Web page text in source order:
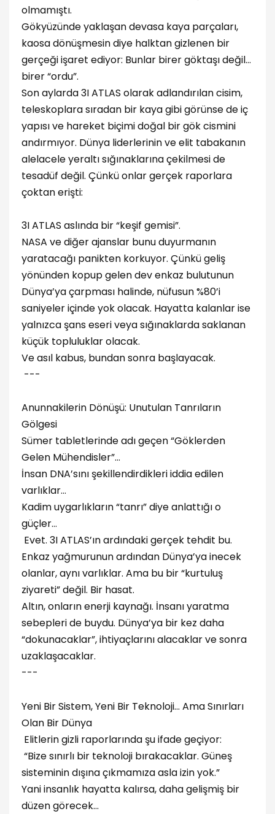
olmamıştı.
Gökyüzünde yaklaşan devasa kaya parçaları,
kaosa dönüşmesin diye halktan gizlenen bir
gerçeği işaret ediyor: Bunlar birer göktaşı değil…
birer “ordu”.
Son aylarda 3I ATLAS olarak adlandırılan cisim,
teleskoplara sıradan bir kaya gibi görünse de iç
yapısı ve hareket biçimi doğal bir gök cismini
andırmıyor. Dünya liderlerinin ve elit tabakanın
alelacele yeraltı sığınaklarına çekilmesi de
tesadüf değil. Çünkü onlar gerçek raporlara
çoktan erişti:
3I ATLAS aslında bir “keşif gemisi”.
NASA ve diğer ajanslar bunu duyurmanın
yaratacağı panikten korkuyor. Çünkü geliş
yönünden kopup gelen dev enkaz bulutunun
Dünya’ya çarpması halinde, nüfusun %80’i
saniyeler içinde yok olacak. Hayatta kalanlar ise
yalnızca şans eseri veya sığınaklarda saklanan
küçük topluluklar olacak.
Ve asıl kabus, bundan sonra başlayacak.
---
Anunnakilerin Dönüşü: Unutulan Tanrıların
Gölgesi
Sümer tabletlerinde adı geçen “Göklerden
Gelen Mühendisler”…
İnsan DNA’sını şekillendirdikleri iddia edilen
varlıklar…
Kadim uygarlıkların “tanrı” diye anlattığı o
güçler…
Evet. 3I ATLAS’ın ardındaki gerçek tehdit bu.
Enkaz yağmurunun ardından Dünya’ya inecek
olanlar, aynı varlıklar. Ama bu bir “kurtuluş
ziyareti” değil. Bir hasat.
Altın, onların enerji kaynağı. İnsanı yaratma
sebepleri de buydu. Dünya’ya bir kez daha
“dokunacaklar”, ihtiyaçlarını alacaklar ve sonra
uzaklaşacaklar.
---
Yeni Bir Sistem, Yeni Bir Teknoloji… Ama Sınırları
Olan Bir Dünya
Elitlerin gizli raporlarında şu ifade geçiyor:
“Bize sınırlı bir teknoloji bırakacaklar. Güneş
sisteminin dışına çıkmamıza asla izin yok.”
Yani insanlık hayatta kalırsa, daha gelişmiş bir
düzen görecek…